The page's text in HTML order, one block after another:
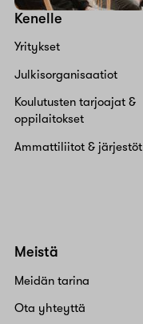
Kenelle
Yritykset
Julkisorganisaatiot
Koulutusten tarjoajat &
oppilaitokset
Ammattiliitot & järjestöt
Meistä
Meidän tarina
Ota yhteyttä